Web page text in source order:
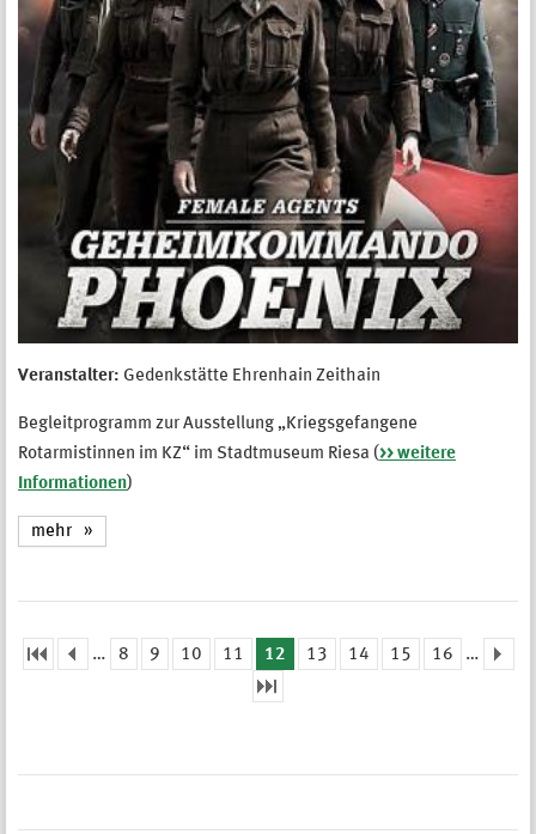
Veranstalter: Gedenkstätte Ehrenhain Zeithain
Begleitprogramm zur Ausstellung „Kriegsgefangene
Rotarmistinnen im KZ“ im Stadtmuseum Riesa (>> weitere
Informationen)
mehr
… 8 9 10 11 12 13 14 15 16 …